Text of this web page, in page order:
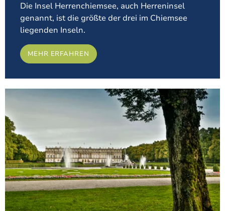
Die Insel Herrenchiemsee, auch Herreninsel
genannt, ist die größte der drei im Chiemsee
liegenden Inseln.
MEHR ERFAHREN